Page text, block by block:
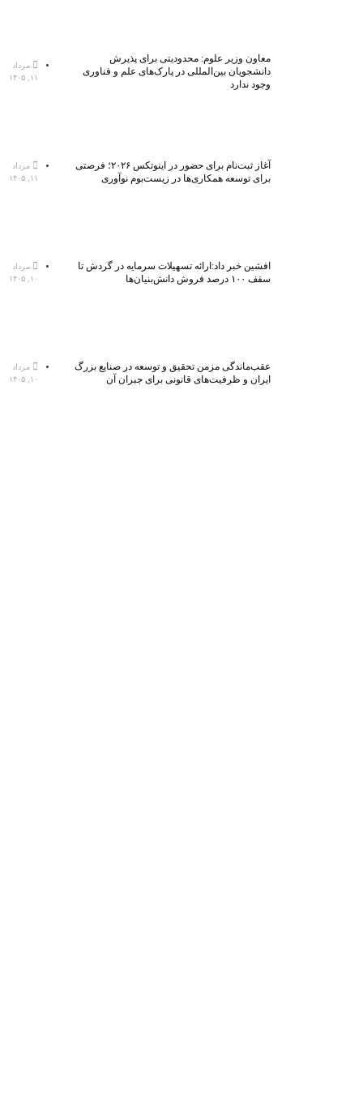
معاون وزیر علوم: محدودیتی برای پذیرش
دانشجویان بین‌المللی در پارک‌های علم و فناوری
وجود ندارد
مرداد
۱۱, ۱۴۰۵
آغاز ثبت‌نام برای حضور در اینوتکس ۲۰۲۶؛ فرصتی
برای توسعه همکاری‌ها در زیست‌بوم نوآوری
مرداد
۱۱, ۱۴۰۵
افشین خبر داد:ارائه تسهیلات سرمایه در گردش تا
سقف ۱۰۰ درصد فروش دانش‌بنیان‌ها
مرداد
۱۰, ۱۴۰۵
عقب‌ماندگی مزمن تحقیق و توسعه در صنایع بزرگ
ایران و ظرفیت‌های قانونی برای جبران آن
مرداد
۱۰, ۱۴۰۵